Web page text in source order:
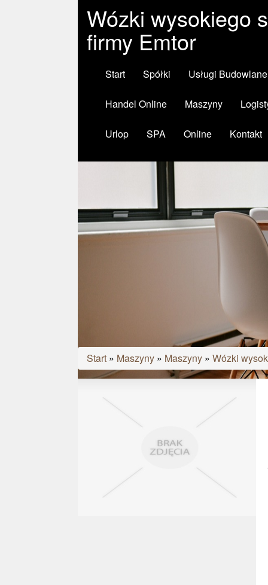
Wózki wysokiego
firmy Emtor
Start Spółki Usługi Budowlane
Handel Online Maszyny
Urlop SPA Online Kontakt
Start » Maszyny » Maszyny » Wózki